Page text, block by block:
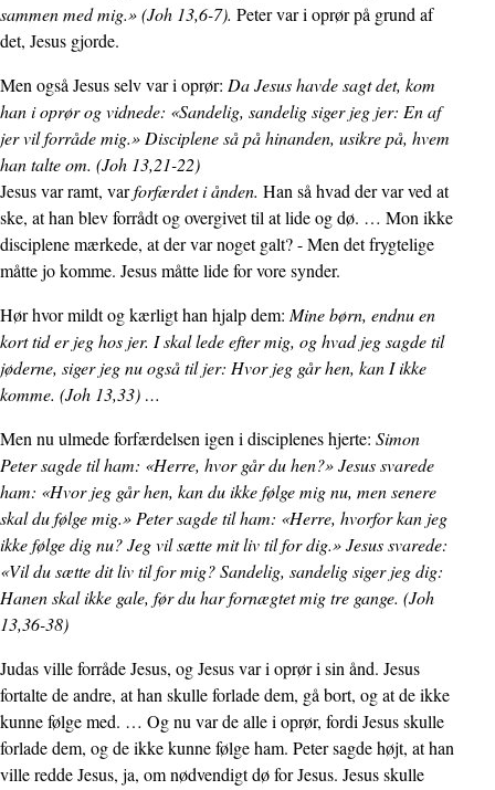
sammen med mig.» (Joh 13,6-7). Peter var i oprør på grund af
det, Jesus gjorde.
Men også Jesus selv var i oprør: Da Jesus havde sagt det, kom
han i oprør og vidnede: «Sandelig, sandelig siger jeg jer: En af
jer vil forråde mig.» Disciplene så på hinanden, usikre på, hvem
han talte om. (Joh 13,21-22)
Jesus var ramt, varforfærdet i ånden. Han så hvad der var ved at
ske, at han blev forrådt og overgivet til at lide og dø. … Mon ikke
disciplene mærkede, at der var noget galt? - Men det frygtelige
måtte jo komme. Jesus måtte lide for vore synder.
Hør hvor mildt og kærligt han hjalp dem: Mine børn, endnu en
kort tid er jeg hos jer. I skal lede efter mig, og hvad jeg sagde til
jøderne, siger jeg nu også til jer: Hvor jeg går hen, kan I ikke
komme. (Joh 13,33) …
Men nu ulmede forfærdelsen igen i disciplenes hjerte: Simon
Peter sagde til ham: «Herre, hvor går du hen?» Jesus svarede
ham: «Hvor jeg går hen, kan du ikke følge mig nu, men senere
skal du følge mig.» Peter sagde til ham: «Herre, hvorfor kan jeg
ikke følge dig nu? Jeg vil sætte mit liv til for dig.» Jesus svarede:
«Vil du sætte dit liv til for mig? Sandelig, sandelig siger jeg dig:
Hanen skal ikke gale, før du har fornægtet mig tre gange. (Joh
13,36-38)
Judas ville forråde Jesus, og Jesus var i oprør i sin ånd. Jesus
fortalte de andre, at han skulle forlade dem, gå bort, og at de ikke
kunne følge med. … Og nu var de alle i oprør, fordi Jesus skulle
forlade dem, og de ikke kunne følge ham. Peter sagde højt, at han
ville redde Jesus, ja, om nødvendigt dø for Jesus. Jesus skulle